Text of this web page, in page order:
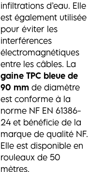
infiltrations d’eau. Elle
est également utilisée
pour éviter les
interférences
électromagnétiques
entre les câbles. La
gaine TPC bleue de
90 mmde diamètre
est conforme à la
norme NF EN 61386-
24 et bénéficie de la
marque de qualité NF.
Elle est disponible en
rouleaux de 50
mètres.